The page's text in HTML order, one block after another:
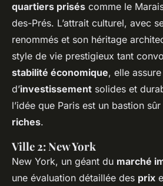
quartiers prisés comme le
des-Prés. L’attrait culturel, avec
renommés et son héritage
style de vie prestigieux tant
stabilité économique, elle
d’investissement solides et
l’idée que Paris est un bastion
riches.
Ville 2: New York
New York, un géant du marché
une évaluation détaillée des prix